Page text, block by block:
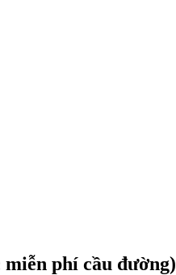
miễn phí cầu đường)